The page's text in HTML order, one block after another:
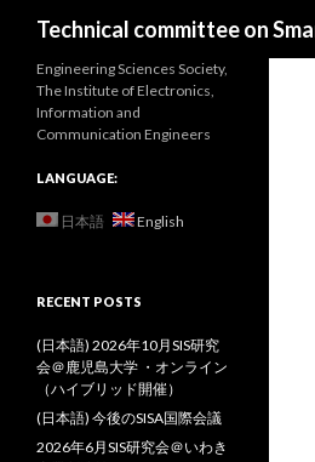
Technical committee on
Engineering Sciences Society,
The Institute of Electronics,
Information and
Communication Engineers
LANGUAGE:
日本語 English
RECENT POSTS
(日本語) 2026年10月SIS研究
会＠鹿児島大学 ・オンライン
（ハイブリッド開催）
(日本語) 今後のSISA国際会議
2026年6月SIS研究会＠いわき